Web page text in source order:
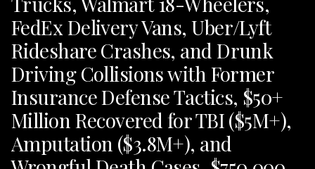
FedEx Delivery Vans, Uber/Lyft
Rideshare Crashes, and Drunk
Driving Collisions with Former
Insurance Defense Tactics, $50+
Million Recovered for TBI ($5M+),
Amputation ($3.8M+), and